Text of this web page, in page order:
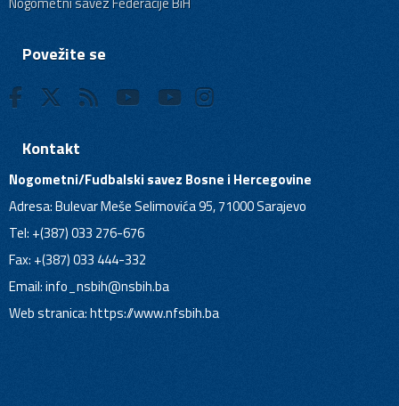
Povežite se
Kontakt
Nogometni/Fudbalski savez Bosne i Hercegovine
Adresa: Bulevar Meše Selimovića 95, 71000 Sarajevo
Tel: +(387) 033 276-676
Fax: +(387) 033 444-332
Email:info_nsbih@nsbih.ba
Web stranica: https://www.nfsbih.ba